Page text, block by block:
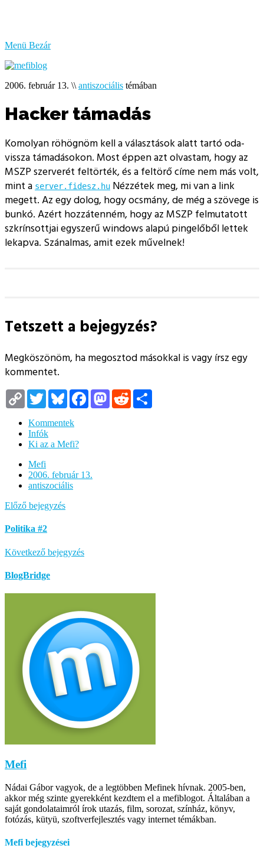
Menü Bezár
2006. február 13. \\ antiszociális témában
Hacker támadás
Komolyan röhögnöm kell a választások alatt tartó oda-
vissza támadásokon. Most éppen azt olvastam, hogy az
MSZP szerverét feltörték, és a feltörő címe nem más volt,
mint a server.fidesz.hu Nézzétek meg, mi van a link
megett. Az egy dolog, hogy ocsmány, de még a szövege is
bunkó. Azért hozzátenném, hogy az MSZP felmutatott
szkrínsottjai egyszerű windows alapú pingelőből lettek
lekapva. Szánalmas, amit ezek művelnek!
Tetszett a bejegyzés?
Megköszönöm, ha megosztod másokkal is vagy írsz egy
kommentet.
Copy
Link
TwitterBlueskyFacebookMastodon
Reddit
Kommentek
Infók
Ki az a Mefi?
Mefi
2006. február 13.
antiszociális
Előző bejegyzés
Politika #2
Következő bejegyzés
BlogBridge
Mefi
Nádai Gábor vagyok, de a legtöbben Mefinek hívnak. 2005-ben,
akkor még szinte gyerekként kezdtem el a mefiblogot. Általában a
saját gondolataimról írok utazás, film, sorozat, színház, könyv,
fotózás, kütyü, szoftverfejlesztés vagy internet témákban.
Mefi bejegyzései